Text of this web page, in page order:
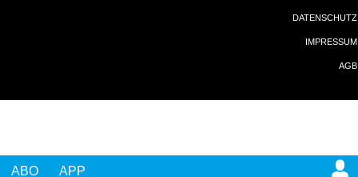
ABO APP
DATENSCHUTZ
IMPRESSUM
AGB